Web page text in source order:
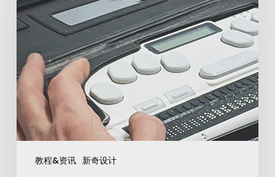
教程&资讯 新奇设计